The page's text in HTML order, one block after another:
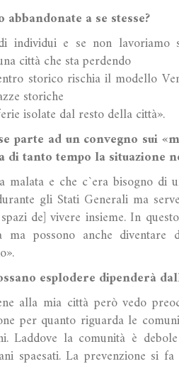
a se stesse?
individui e se non lavoriamo
città che sta perdendo
storico rischia il modello
storiche
isolate dal resto della città».
parte ad un convegno sui
di tanto tempo la situazione
malata e che c`era bisogno di
gli Stati Generali ma
de] vivere insieme. In
possono anche diventare
esplodere dipenderà
alla mia città però vedo
per quanto riguarda le
Laddove la comunità è
spaesati. La prevenzione si